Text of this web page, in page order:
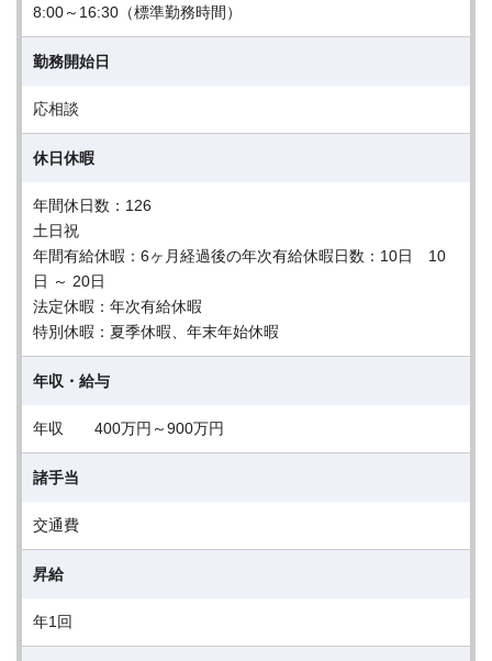
8:00～16:30（標準勤務時間）
勤務開始日
応相談
休日休暇
年間休日数：126
土日祝
年間有給休暇：6ヶ月経過後の年次有給休暇日数：10日 10
日 ～ 20日
法定休暇：年次有給休暇
特別休暇：夏季休暇、年末年始休暇
年収・給与
年収 400万円～900万円
諸手当
交通費
昇給
年1回